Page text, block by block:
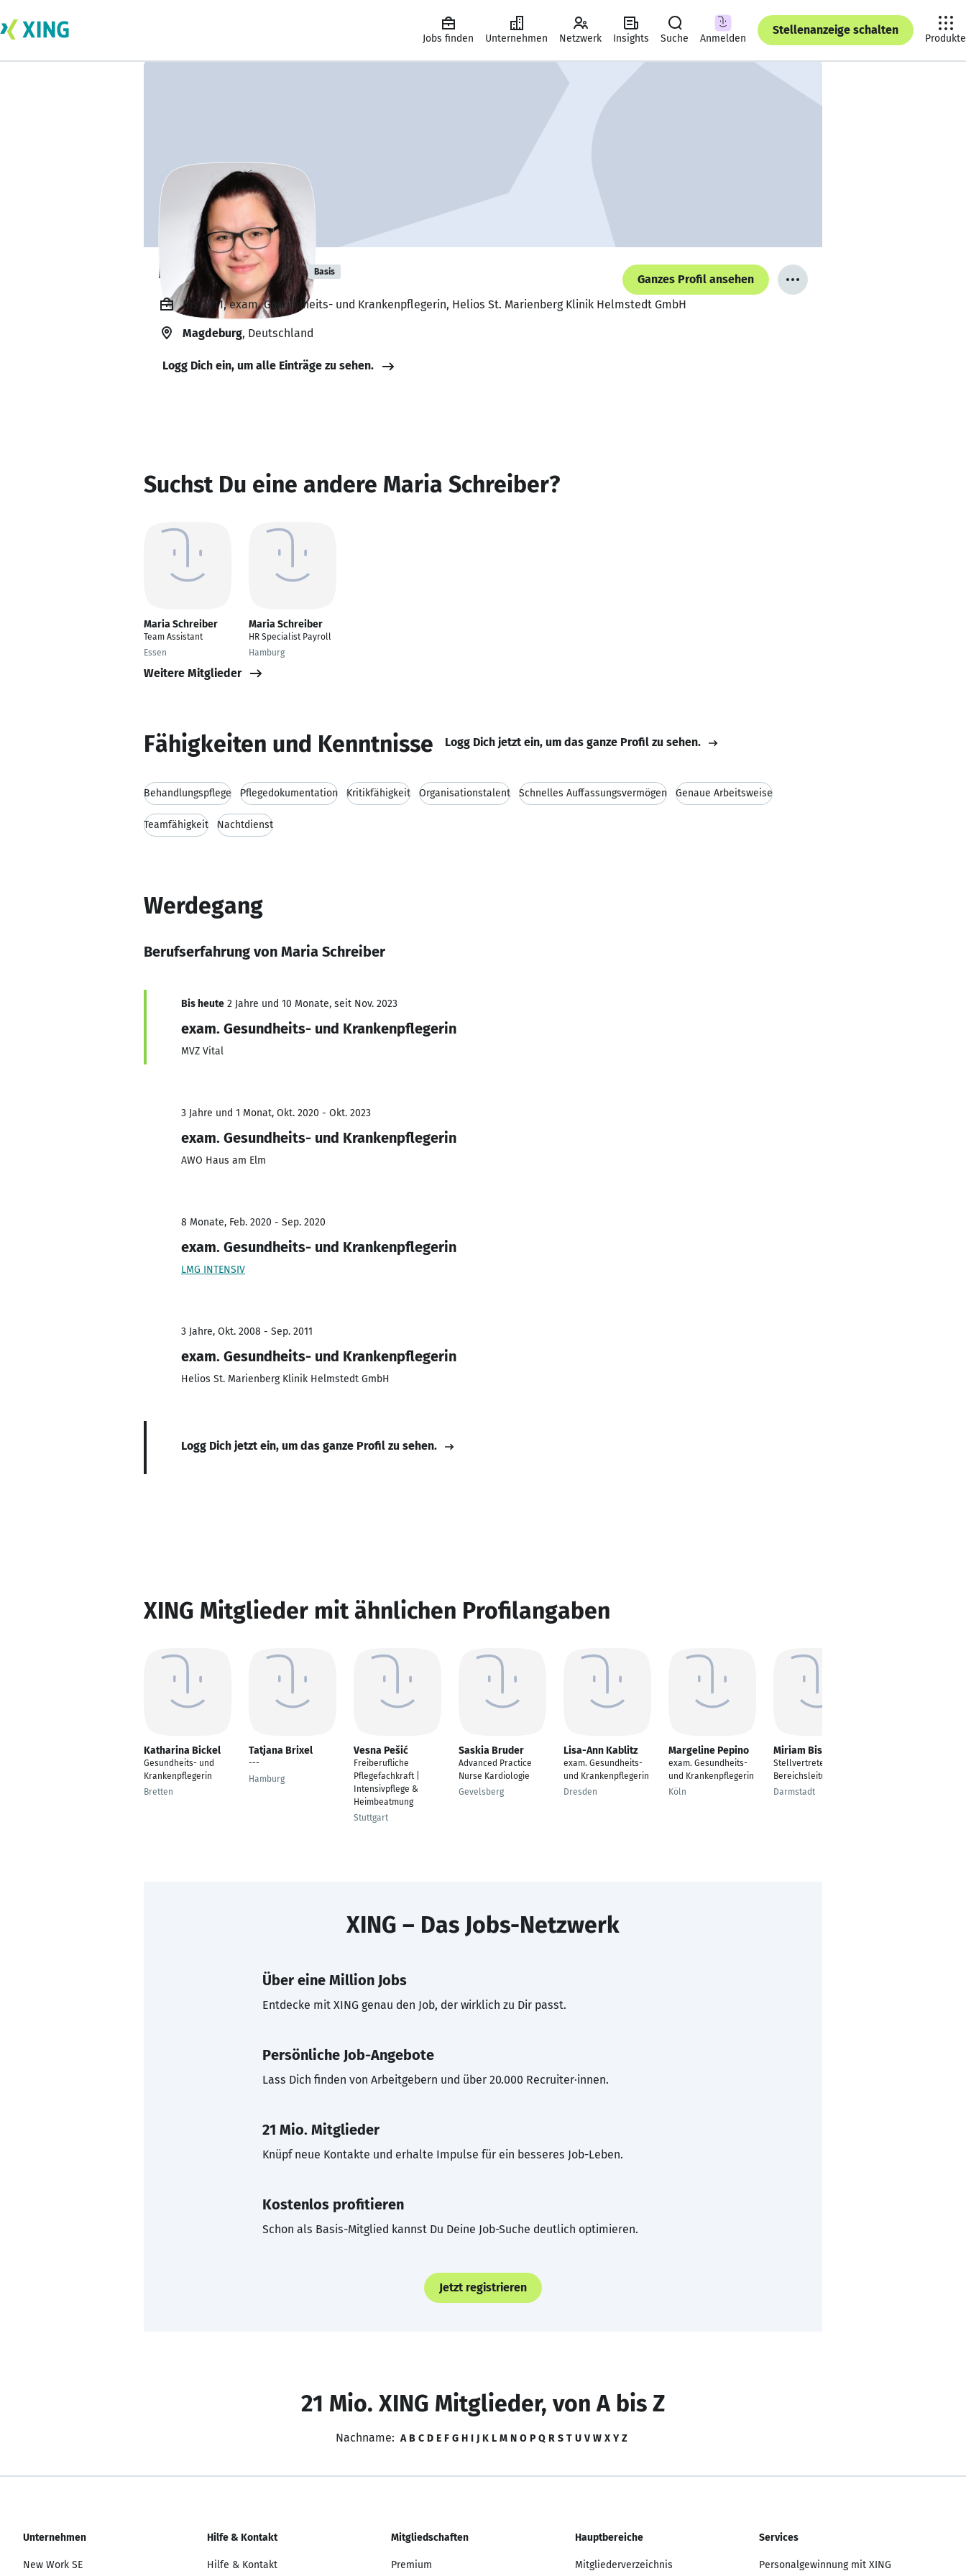
Jobs finden Unternehmen Netzwerk Insights Suche Anmelden
Stellenanzeige schalten
Produkte
Maria Schreiber Basis
Ganzes Profil ansehen
Bis 2011, exam. Gesundheits- und Krankenpflegerin, Helios St. Marienberg Klinik Helmstedt GmbH
Magdeburg, Deutschland
Logg Dich ein, um alle Einträge zu sehen.
Suchst Du eine andere Maria Schreiber?
Maria Schreiber
Team Assistant
Essen
Maria Schreiber
HR Specialist Payroll
Hamburg
Weitere Mitglieder
Fähigkeiten und Kenntnisse Logg Dich jetzt ein, um das ganze Profil zu sehen.
Behandlungspflege Pflegedokumentation Kritikfähigkeit Organisationstalent Schnelles Auffassungsvermögen Genaue Arbeitsweise
Teamfähigkeit Nachtdienst
Werdegang
Berufserfahrung von Maria Schreiber
Bis heute 2 Jahre und 10 Monate, seit Nov. 2023
exam. Gesundheits- und Krankenpflegerin
MVZ Vital
3 Jahre und 1 Monat, Okt. 2020 - Okt. 2023
exam. Gesundheits- und Krankenpflegerin
AWO Haus am Elm
8 Monate, Feb. 2020 - Sep. 2020
exam. Gesundheits- und Krankenpflegerin
LMG INTENSIV
3 Jahre, Okt. 2008 - Sep. 2011
exam. Gesundheits- und Krankenpflegerin
Helios St. Marienberg Klinik Helmstedt GmbH
Logg Dich jetzt ein, um das ganze Profil zu sehen.
XING Mitglieder mit ähnlichen Profilangaben
Katharina Bickel
Gesundheits- und
Krankenpflegerin
Bretten
Tatjana Brixel
---
Hamburg
Vesna Pešić
Freiberufliche
Pflegefachkraft |
Intensivpflege &
Heimbeatmung
Stuttgart
Saskia Bruder
Advanced Practice
Nurse Kardiologie
Gevelsberg
Lisa-Ann Kablitz
exam. Gesundheits-
und Krankenpflegerin
Dresden
Margeline Pepino
exam. Gesundheits-
und Krankenpflegerin
Köln
Miriam Bischoff
Stellvertretende
Bereichsleitung
Darmstadt
XING – Das Jobs-Netzwerk
Über eine Million Jobs
Entdecke mit XING genau den Job, der wirklich zu Dir passt.
Persönliche Job-Angebote
Lass Dich finden von Arbeitgebern und über 20.000 Recruiter·innen.
21 Mio. Mitglieder
Knüpf neue Kontakte und erhalte Impulse für ein besseres Job-Leben.
Kostenlos profitieren
Schon als Basis-Mitglied kannst Du Deine Job-Suche deutlich optimieren.
Jetzt registrieren
21 Mio. XING Mitglieder, von A bis Z
Nachname: A B C D E F G H I J K L M N O P Q R S T U V W X Y Z
Unternehmen
New Work SE
Hilfe & Kontakt
Hilfe & Kontakt
Mitgliedschaften
Premium
Hauptbereiche
Mitgliederverzeichnis
Services
Personalgewinnung mit XING